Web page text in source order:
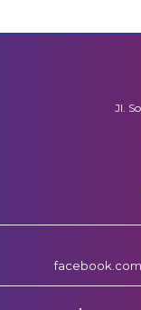
Jl.
facebook.com